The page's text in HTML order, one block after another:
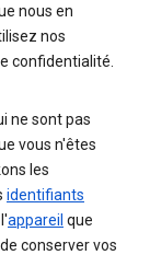
nous en
nos
confidentialité.
ne sont pas
vous n'êtes
les
identifiants
appareil que
conserver vos